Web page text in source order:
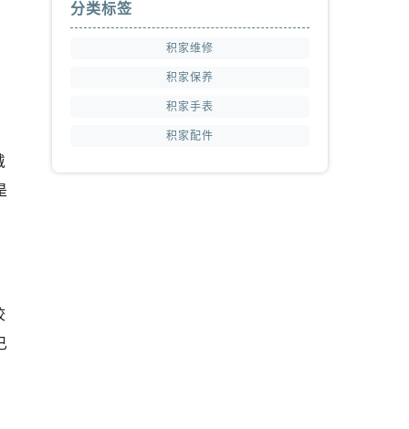
分类标签
积家维修
积家保养
积家手表
积家配件